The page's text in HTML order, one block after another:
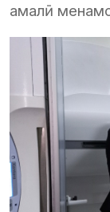
амалӣ